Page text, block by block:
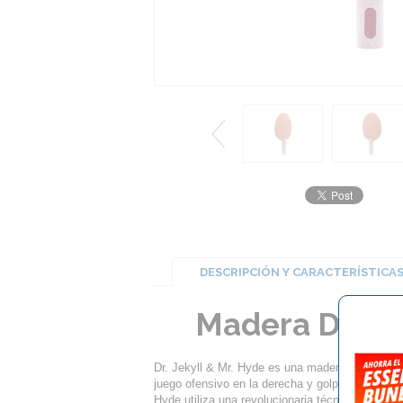
DESCRIPCIÓN Y CARACTERÍSTICAS
Madera Der
Dr. Jekyll & Mr. Hyde es una madera combi
juego ofensivo en la derecha y golpes
Hyde utiliza una revolucionaria técnica de